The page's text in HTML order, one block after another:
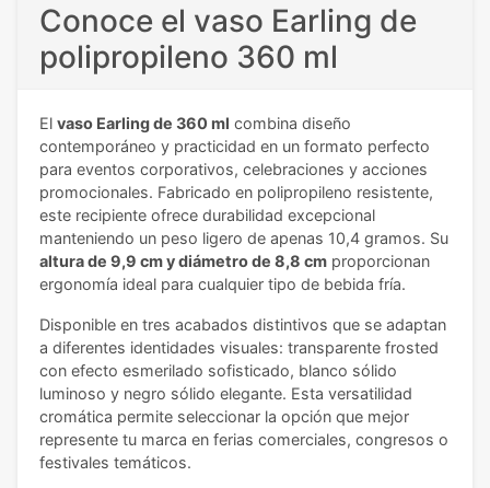
Conoce el vaso Earling de
polipropileno 360 ml
El vaso Earling de 360 ml combina diseño
contemporáneo y practicidad en un formato perfecto
para eventos corporativos, celebraciones y acciones
promocionales. Fabricado en polipropileno resistente,
este recipiente ofrece durabilidad excepcional
manteniendo un peso ligero de apenas 10,4 gramos. Su
altura de 9,9 cm y diámetro de 8,8 cm proporcionan
ergonomía ideal para cualquier tipo de bebida fría.
Disponible en tres acabados distintivos que se adaptan
a diferentes identidades visuales: transparente frosted
con efecto esmerilado sofisticado, blanco sólido
luminoso y negro sólido elegante. Esta versatilidad
cromática permite seleccionar la opción que mejor
represente tu marca en ferias comerciales, congresos o
festivales temáticos.